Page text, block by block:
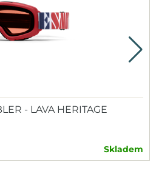
- LAVA HERITAGE
Skladem